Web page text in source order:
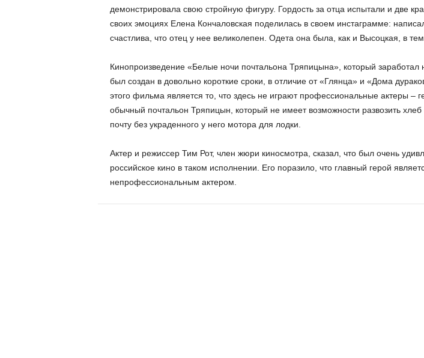
демонстрировала свою стройную фигуру. Гордость за отца испытали и две
своих эмоциях Елена Кончаловская поделилась в своем инстаграмме:
счастлива, что отец у нее великолепен. Одета она была, как и Высоцкая, в
Кинопроизведение «Белые ночи почтальона Тряпицына», который заработал
был создан в довольно короткие сроки, в отличие от «Глянца» и «Дома
этого фильма является то, что здесь не играют профессиональные актеры –
обычный почтальон Тряпицын, который не имеет возможности развозить хлеб
почту без украденного у него мотора для лодки.
Актер и режиссер Тим Рот, член жюри киносмотра, сказал, что был очень
российское кино в таком исполнении. Его поразило, что главный герой
непрофессиональным актером.